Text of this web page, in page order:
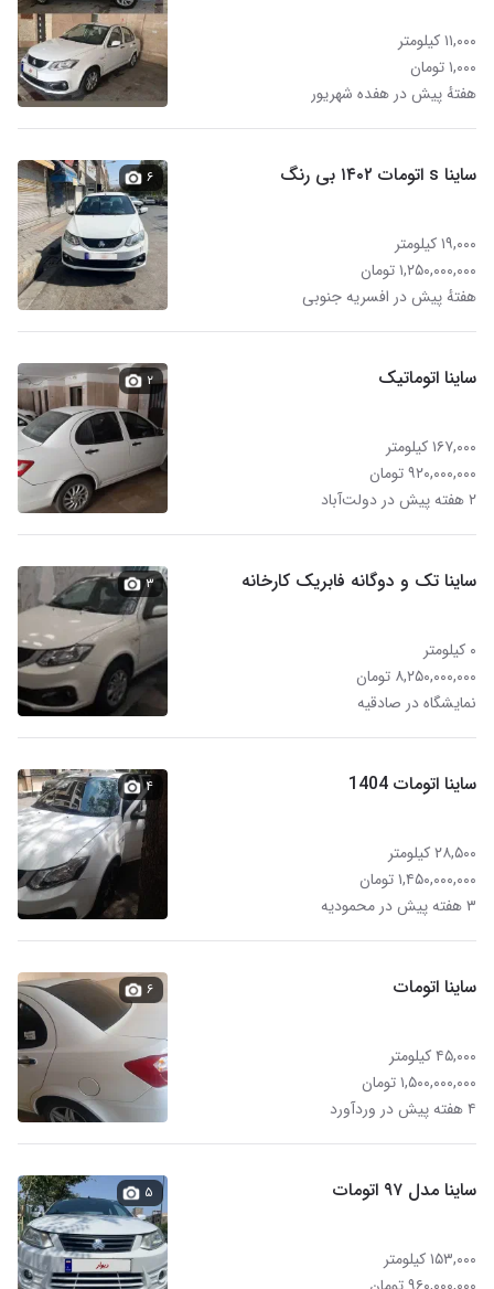
۱۱,۰۰۰ کیلومتر
۱,۰۰۰ تومان
هفتهٔ پیش در هفده شهریور
ساینا s اتومات ۱۴۰۲ بی رنگ
۱۹,۰۰۰ کیلومتر
۱,۲۵۰,۰۰۰,۰۰۰ تومان
هفتهٔ پیش در افسریه جنوبی
۶
ساینا اتوماتیک
۱۶۷,۰۰۰ کیلومتر
۹۲۰,۰۰۰,۰۰۰ تومان
۲ هفته پیش در دولت‌آباد
۲
ساینا تک و دوگانه فابریک کارخانه
۰ کیلومتر
۸,۲۵۰,۰۰۰,۰۰۰ تومان
نمایشگاه در صادقیه
۳
ساینا اتومات 1404
۲۸,۵۰۰ کیلومتر
۱,۴۵۰,۰۰۰,۰۰۰ تومان
۳ هفته پیش در محمودیه
۴
ساینا اتومات
۴۵,۰۰۰ کیلومتر
۱,۵۰۰,۰۰۰,۰۰۰ تومان
۴ هفته پیش در وردآورد
۶
ساینا مدل ۹۷ اتومات
۱۵۳,۰۰۰ کیلومتر
۵